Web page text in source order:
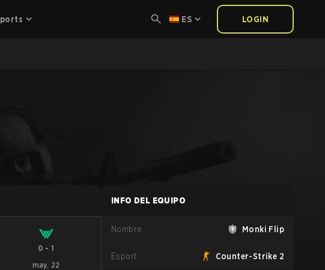
ES LOGIN
0 - 1
may. 22
INFO DEL EQUIPO
Nombre Monki Flip
Esport Counter-Strike 2